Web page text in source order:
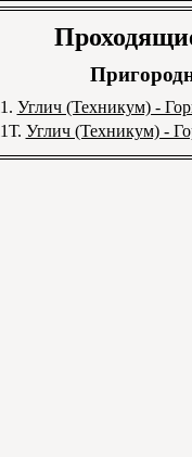
Углич (Техникум) -
Углич (Техникум) -